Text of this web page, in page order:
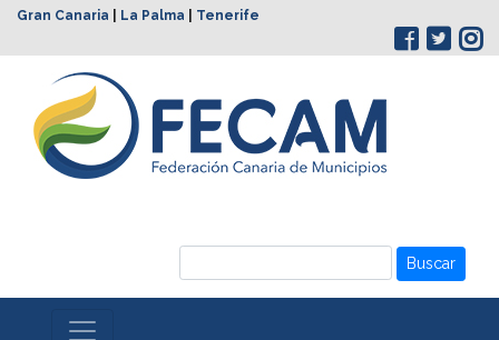
Gran Canaria La Palma Tenerife
Buscar